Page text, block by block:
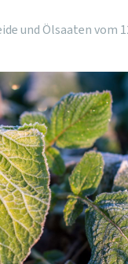
und Ölsaaten vom